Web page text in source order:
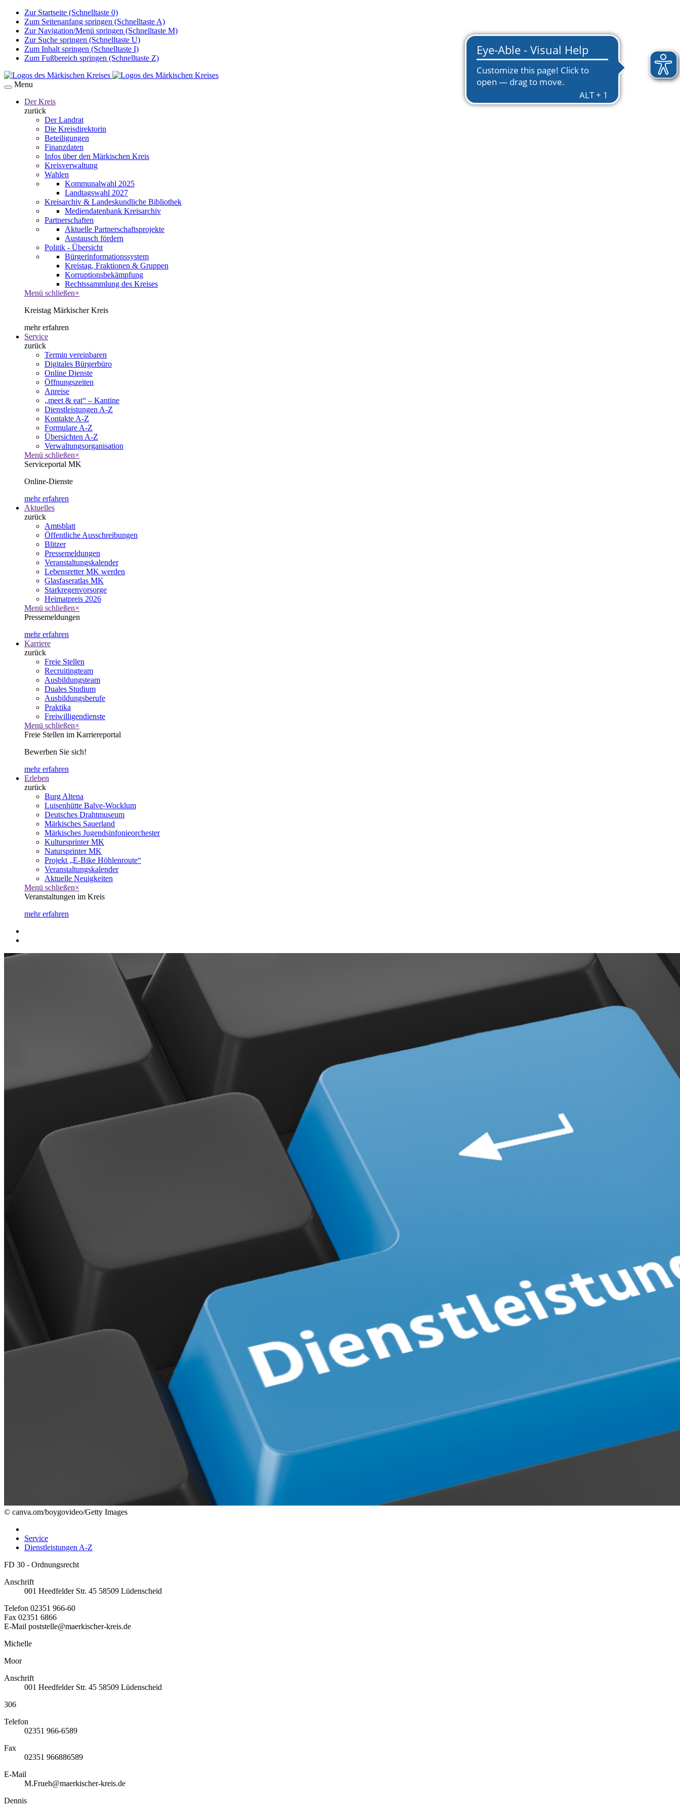
Zur Startseite (Schnelltaste 0)
Zum Seitenanfang springen (Schnelltaste A)
Zur Navigation/Menü springen (Schnelltaste M)
Zur Suche springen (Schnelltaste U)
Zum Inhalt springen (Schnelltaste I)
Zum Fußbereich springen (Schnelltaste Z)
Menu
Der Kreis
zurück
Der Landrat
Die Kreisdirektorin
Beteiligungen
Finanzdaten
Infos über den Märkischen Kreis
Kreisverwaltung
Wahlen
Kommunalwahl 2025
Landtagswahl 2027
Kreisarchiv & Landeskundliche Bibliothek
Mediendatenbank Kreisarchiv
Partnerschaften
Aktuelle Partnerschaftsprojekte
Austausch fördern
Politik - Übersicht
Bürgerinformationssystem
Kreistag, Fraktionen & Gruppen
Korruptionsbekämpfung
Rechtssammlung des Kreises
Menü schließen×
Kreistag Märkischer Kreis
mehr erfahren
Service
zurück
Termin vereinbaren
Digitales Bürgerbüro
Online Dienste
Öffnungszeiten
Anreise
„meet & eat“ – Kantine
Dienstleistungen A-Z
Kontakte A-Z
Formulare A-Z
Übersichten A-Z
Verwaltungsorganisation
Menü schließen×
Serviceportal MK
Online-Dienste
mehr erfahren
Aktuelles
zurück
Amtsblatt
Öffentliche Ausschreibungen
Blitzer
Pressemeldungen
Veranstaltungskalender
Lebensretter MK werden
Glasfaseratlas MK
Starkregenvorsorge
Heimatpreis 2026
Menü schließen×
Pressemeldungen
mehr erfahren
Karriere
zurück
Freie Stellen
Recruitingteam
Ausbildungsteam
Duales Studium
Ausbildungsberufe
Praktika
Freiwilligendienste
Menü schließen×
Freie Stellen im Karriereportal
Bewerben Sie sich!
mehr erfahren
Erleben
zurück
Burg Altena
Luisenhütte Balve-Wocklum
Deutsches Drahtmuseum
Märkisches Sauerland
Märkisches Jugendsinfonieorchester
Kultursprinter MK
Natursprinter MK
Projekt „E-Bike Höhlenroute“
Veranstaltungskalender
Aktuelle Neuigkeiten
Menü schließen×
Veranstaltungen im Kreis
mehr erfahren
© canva.om/boygovideo/Getty Images
Service
Dienstleistungen A-Z
FD 30 - Ordnungsrecht
Anschrift
001 Heedfelder Str. 45 58509 Lüdenscheid
Telefon 02351 966-60
Fax 02351 6866
E-Mail poststelle@maerkischer-kreis.de
Michelle
Moor
Anschrift
001 Heedfelder Str. 45 58509 Lüdenscheid
306
Telefon
02351 966-6589
Fax
02351 966886589
E-Mail
M.Frueh@maerkischer-kreis.de
Dennis